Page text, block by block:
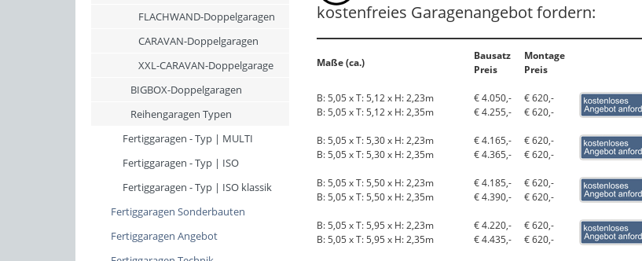
FLACHWAND-Doppelgaragen
CARAVAN-Doppelgaragen
XXL-CARAVAN-Doppelgarage
BIGBOX-Doppelgaragen
Reihengaragen Typen
Fertiggaragen - Typ | MULTI
Fertiggaragen - Typ | ISO
Fertiggaragen - Typ | ISO klassik
Fertiggaragen Sonderbauten
Fertiggaragen Angebot
kostenfreies Garagenangebot fordern:
Maße (ca.)
Bausatz
Preis
Montage
Preis
B: 5,05 x T: 5,12 x H: 2,23m € 4.050,-
€ 620,-
B: 5,05 x T: 5,12 x H: 2,35m
€ 4.255,- € 620,-
B: 5,05 x T: 5,30 x H: 2,23m € 4.165,-
€ 620,-
B: 5,05 x T: 5,30 x H: 2,35m
€ 4.365,- € 620,-
B: 5,05 x T: 5,50 x H: 2,23m € 4.185,-
€ 620,-
B: 5,05 x T: 5,50 x H: 2,35m
€ 4.390,- € 620,-
B: 5,05 x T: 5,95 x H: 2,23m € 4.220,-
€ 620,-
B: 5,05 x T: 5,95 x H: 2,35m
€ 4.435,- € 620,-